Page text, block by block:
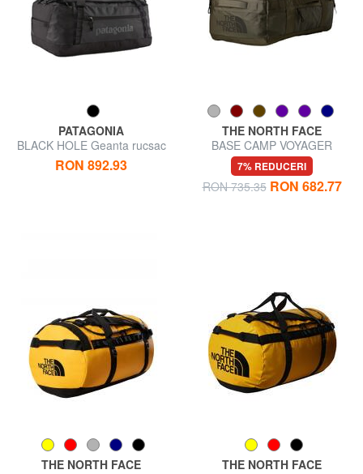
PATAGONIA
BLACK HOLE Geanta rucsac
de voiaj de 55 l
RON 892.93
THE NORTH FACE
BASE CAMP VOYAGER
Geanta rucsac de 42 l
7% REDUCERI
RON 735.35 RON 682.77
THE NORTH FACE
THE NORTH FACE